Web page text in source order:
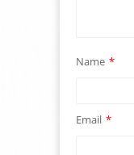
Name *
Email *